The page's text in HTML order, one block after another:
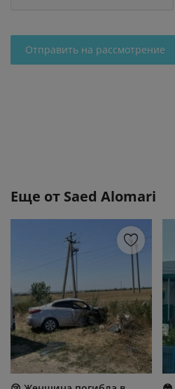
Отправить на рассмотрение
Еще от Saed Alomari